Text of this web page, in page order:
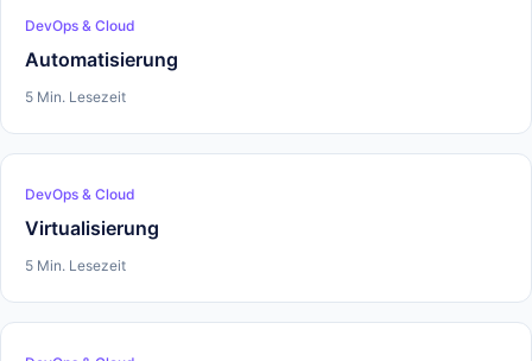
DevOps & Cloud
Automatisierung
5 Min. Lesezeit
DevOps & Cloud
Virtualisierung
5 Min. Lesezeit